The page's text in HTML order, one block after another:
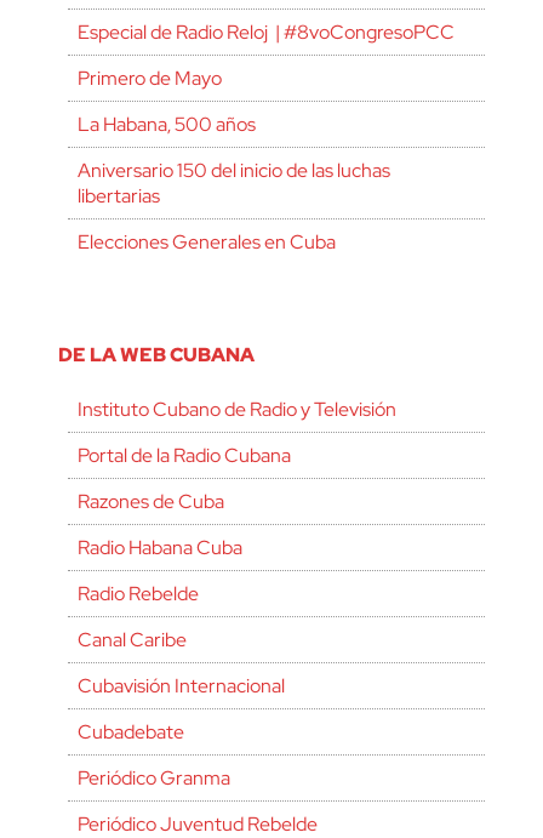
Especial de Radio Reloj | #8voCongresoPCC
Primero de Mayo
La Habana, 500 años
Aniversario 150 del inicio de las luchas
libertarias
Elecciones Generales en Cuba
DE LA WEB CUBANA
Instituto Cubano de Radio y Televisión
Portal de la Radio Cubana
Razones de Cuba
Radio Habana Cuba
Radio Rebelde
Canal Caribe
Cubavisión Internacional
Cubadebate
Periódico Granma
Periódico Juventud Rebelde